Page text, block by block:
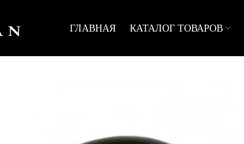
ГЛАВНАЯ КАТАЛОГ ТОВАРОВ